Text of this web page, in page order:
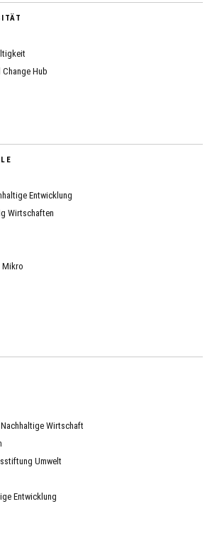
Hub
Entwicklung
Wirtschaften
Mikro
Wirtschaft
Umwelt
Entwicklung